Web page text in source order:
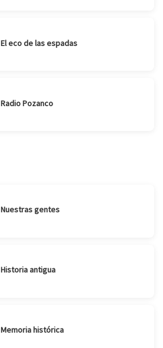
El eco de las espadas
Radio Pozanco
Nuestras gentes
Historia antigua
Memoria histórica